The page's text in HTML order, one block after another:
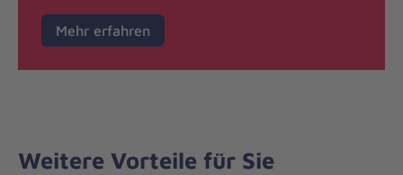
Mehr erfahren
Weitere Vorteile für Sie